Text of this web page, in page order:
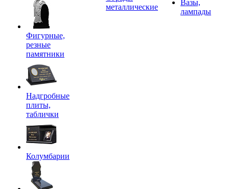
Фигурные,
резные
памятники
Надгробные
плиты,
таблички
Колумбарии
металлические
Вазы,
лампады